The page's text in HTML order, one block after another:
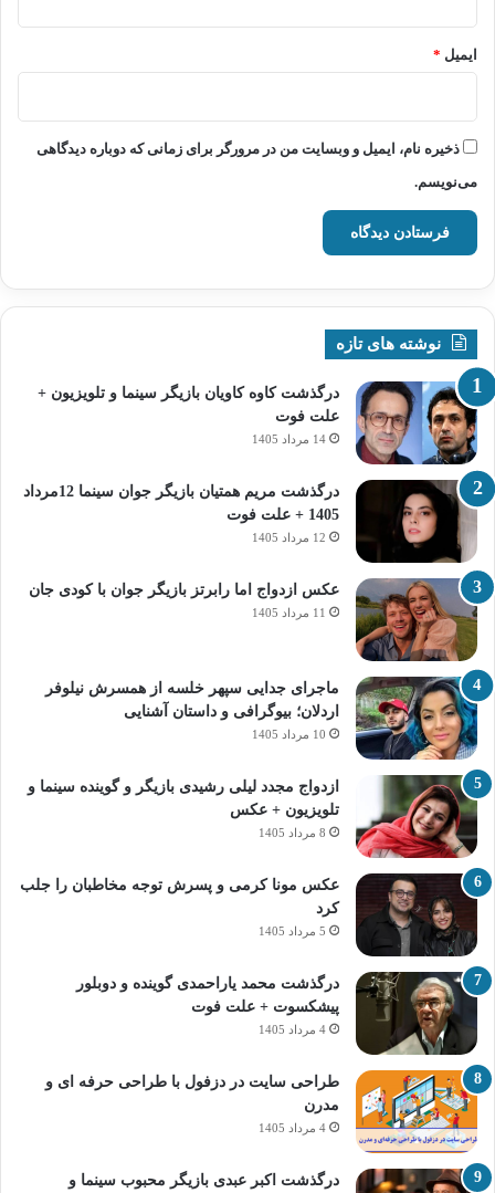
ایمیل *
ذخیره نام، ایمیل و وبسایت من در مرورگر برای زمانی که دوباره دیدگاهی
می‌نویسم.
نوشته های تازه
درگذشت کاوه کاویان بازیگر سینما و تلویزیون +
علت فوت
14 مرداد 1405
درگذشت مریم همتیان بازیگر جوان سینما 12مرداد
1405 + علت فوت
12 مرداد 1405
عکس ازدواج اما رابرتز بازیگر جوان با کودی جان
11 مرداد 1405
ماجرای جدایی سپهر خلسه از همسرش نیلوفر
اردلان؛ بیوگرافی و داستان آشنایی
10 مرداد 1405
ازدواج مجدد لیلی رشیدی بازیگر و گوینده سینما و
تلویزیون + عکس
8 مرداد 1405
عکس مونا کرمی و پسرش توجه مخاطبان را جلب
کرد
5 مرداد 1405
درگذشت محمد یاراحمدی گوینده و دوبلور
پیشکسوت + علت فوت
4 مرداد 1405
طراحی سایت در دزفول با طراحی حرفه‌ ای و
مدرن
4 مرداد 1405
درگذشت اکبر عبدی بازیگر محبوب سینما و